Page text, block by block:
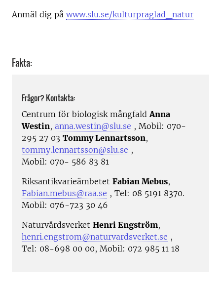
Anmäl dig på www.slu.se/kulturpraglad_natur
Fakta:
Frågor? Kontakta:
Centrum för biologisk mångfald Anna
Westin, anna.westin@slu.se , Mobil: 070-
295 27 03 Tommy Lennartsson,
tommy.lennartsson@slu.se ,
Mobil: 070- 586 83 81
Riksantikvarieämbetet Fabian Mebus,
Fabian.mebus@raa.se , Tel: 08 5191 8370.
Mobil: 076-723 30 46
Naturvårdsverket Henri Engström,
henri.engstrom@naturvardsverket.se ,
Tel: 08-698 00 00, Mobil: 072 985 11 18